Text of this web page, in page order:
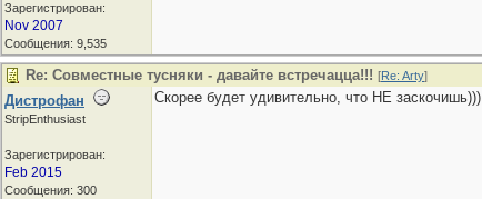
Зарегистрирован:
Nov 2007
Сообщения: 9,535
Re: Совместные тусняки - давайте встречацца!!! [Re: Arty]
Дистрофан
StripEnthusiast
Зарегистрирован:
Feb 2015
Сообщения: 300
Скорее будет удивительно, что НЕ заскочишь)))